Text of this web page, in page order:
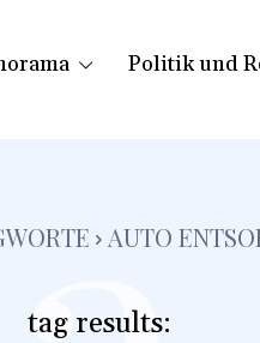
Politik und
AUTO
tag results: